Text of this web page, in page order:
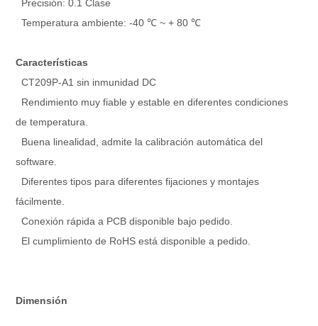
Precisión: 0.1 Clase
Temperatura ambiente: -40 ℃ ~ + 80 ℃
Características
CT209P-A1 sin inmunidad DC
Rendimiento muy fiable y estable en diferentes condiciones
de temperatura.
Buena linealidad, admite la calibración automática del
software.
Diferentes tipos para diferentes fijaciones y montajes
fácilmente.
Conexión rápida a PCB disponible bajo pedido.
El cumplimiento de RoHS está disponible a pedido.
Dimensión